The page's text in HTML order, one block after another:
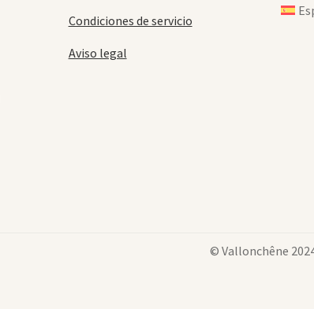
Condiciones de servicio
Aviso legal
© Vallonchêne